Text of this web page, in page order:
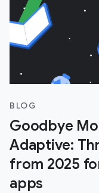
BLOG
Goodbye
Adaptive:
from 2025
apps